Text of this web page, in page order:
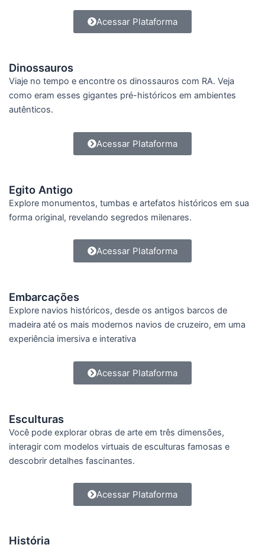
Acessar Plataforma
Dinossauros
Viaje no tempo e encontre os dinossauros com RA. Veja
como eram esses gigantes pré-históricos em ambientes
autênticos.
Acessar Plataforma
Egito Antigo
Explore monumentos, tumbas e artefatos históricos em sua
forma original, revelando segredos milenares.
Acessar Plataforma
Embarcações
Explore navios históricos, desde os antigos barcos de
madeira até os mais modernos navios de cruzeiro, em uma
experiência imersiva e interativa
Acessar Plataforma
Esculturas
Você pode explorar obras de arte em três dimensões,
interagir com modelos virtuais de esculturas famosas e
descobrir detalhes fascinantes.
Acessar Plataforma
História